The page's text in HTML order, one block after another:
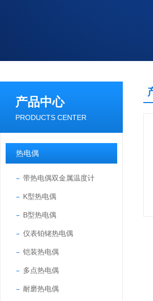
产品中心
PRODUCTS CENTER
热电偶
带热电偶双金属温度计
K型热电偶
B型热电偶
仪表铂铑热电偶
铠装热电偶
多点热电偶
耐磨热电偶